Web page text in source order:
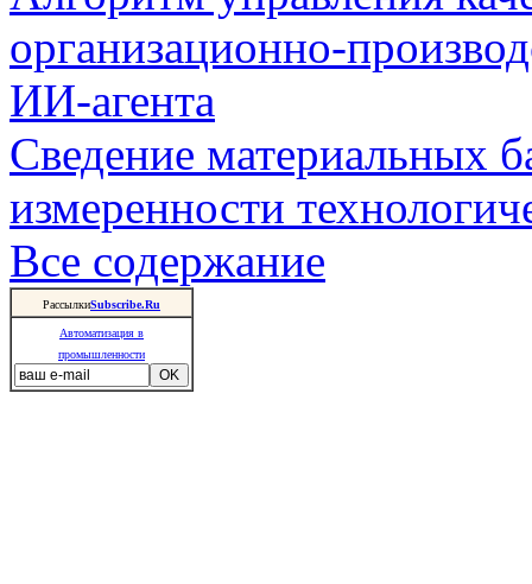
организационно-
ИИ-агента
Сведение материальных
измеренности
Все содержание
РассылкиSubscribe.Ru
Автоматизация в
промышленности